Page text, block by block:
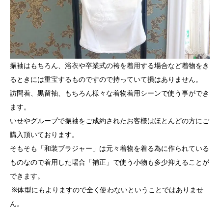
振袖はもちろん、浴衣や卒業式の袴を着用する場合など着物をき
るときには重宝するものですので持っていて損はありません。
訪問着、黒留袖、もちろん様々な着物着用シーンで使う事ができ
ます。
いせやグループで振袖をご成約されたお客様はほとんどの方にご
購入頂いております。
そもそも「和装ブラジャー」は元々着物を着る為に作られている
ものなので着用した場合「補正」で使う小物も多少抑えることが
できます。
※体型にもよりますので全く使わないということではありませ
ん。